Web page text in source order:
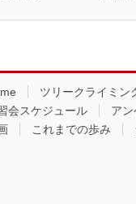
ツリークライミン
会スケジュール
アン
これまでの歩み